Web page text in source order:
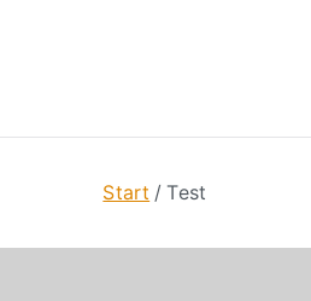
Start Test